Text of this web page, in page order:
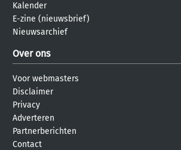
Kalender
E-zine (nieuwsbrief)
Nieuwsarchief
Over ons
Voor webmasters
Disclaimer
Privacy
Adverteren
Partnerberichten
Contact